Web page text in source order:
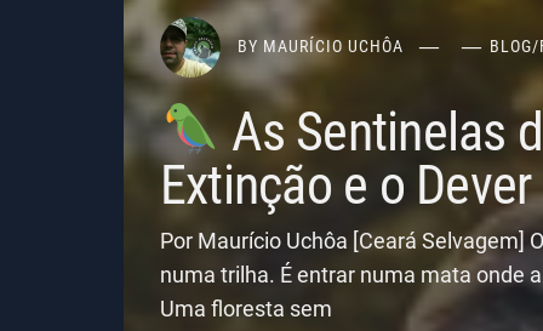
BY MAURÍCIO UCHÔA BLOG/
As Sentinelas
Extinção e o
Por Maurício Uchôa [Ceará Selvagem]
numa trilha. É entrar numa mata onde
Uma floresta sem